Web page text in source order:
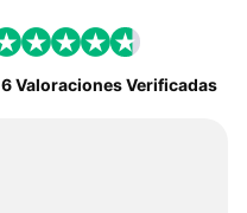
6 Valoraciones Verificadas